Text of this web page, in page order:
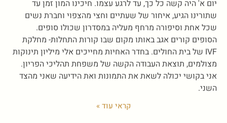
יום א' היה קשה כל כך, עד לרגע עצמו. חיכינו המון זמן עד
שתורינו הגיע, איחור של שעתיים וחצי מהצפוי וחברת נשים
שכל אחת וסיפורה מרחף מעליה במסדרון שכולו סופים.
הסופים קורים אגב באותו מקום שבו קורות התחלות- מחלקת
IVF של בית החולים. בחדר האחיות מחייכים אלי מיליון תינוקות
מצולמים, תוצאת העבודה הקשה של משפחת תהליכי הפריון.
אני בקושי יכולה לשאת את התמונות ואת הידיעה שאני מהצד
השני.
קראי עוד »